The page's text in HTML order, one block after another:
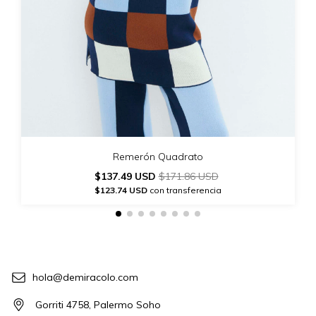
Remerón Quadrato
$137.49 USD$171.86 USD
$123.74 USD con transferencia
hola@demiracolo.com
Gorriti 4758, Palermo Soho